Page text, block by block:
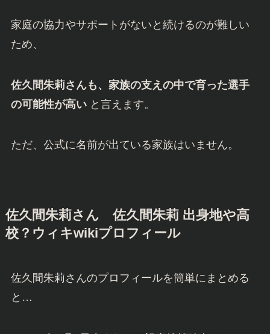
家庭の協力やサポートがないと続けるのが難しい
ため、
佐久間朱莉さんも、家族の支えの中で育った選手
の可能性が高いと言えます。
ただ、公式に名前が出ている家族はいません。
佐久間朱莉さん
佐久間朱莉 出身地や高
校？ウィキwikiプロフィール
佐久間朱莉さんのプロフィールを簡単にまとめる
と…